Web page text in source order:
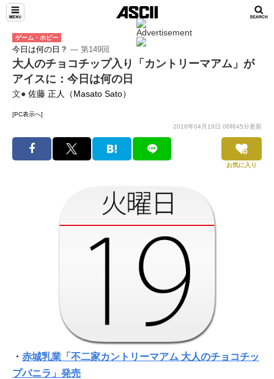
ゲーム・ホビー
今日は何の日？ ― 第149回
大人のチョコチップ入り「カントリーマアム」が
アイスに：今日は何の日
文● 佐藤 正人（Masato Sato）
[PC表示へ]
2016年04月19日 06時45分更新
お気に入り
・ 赤城乳業「不二家カントリーマアム 大人のチョコチッ
プバニラ」発売